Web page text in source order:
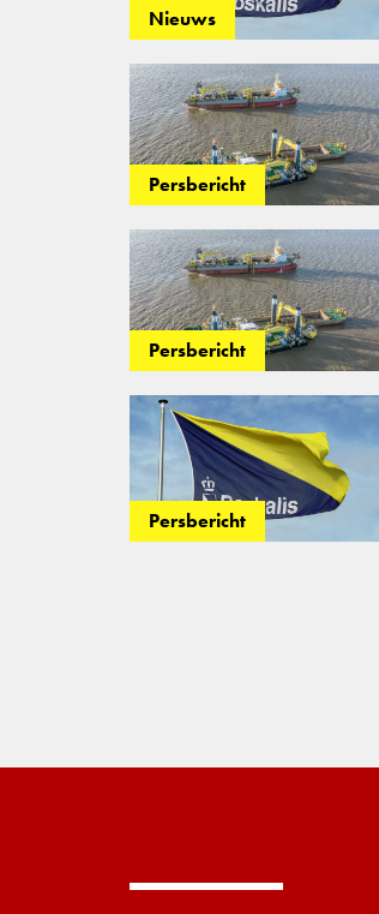
Nieuws
Persbericht
Persbericht
Persbericht